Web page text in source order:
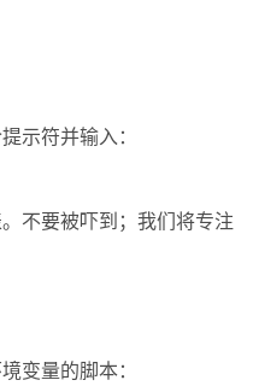
示符并输入：
不要被吓到；我们将专注
变量的脚本：